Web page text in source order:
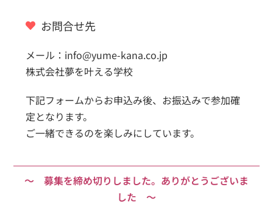
お問合せ先
メール：info@yume-kana.co.jp
株式会社夢を叶える学校
下記フォームからお申込み後、お振込みで参加確
定となります。
ご一緒できるのを楽しみにしています。
～ 募集を締め切りしました。ありがとうございま
した ～